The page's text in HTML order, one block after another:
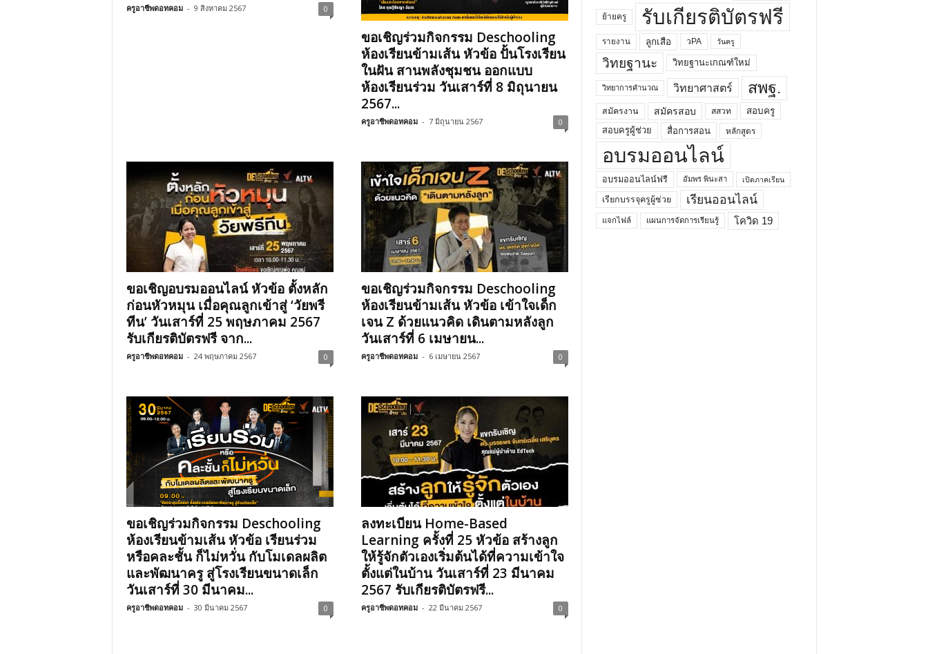
ครูอาชีพดอทคอม - 9 สิงหาคม 2567 0
ขอเชิญร่วมกิจกรรม Deschooling
ห้องเรียนข้ามเส้น หัวข้อ ปั้นโรงเรียน
ในฝัน สานพลังชุมชน ออกแบบ
ห้องเรียนร่วม วันเสาร์ที่ 8 มิถุนายน
2567...
ครูอาชีพดอทคอม - 7 มิถุนายน 2567 0
ขอเชิญอบรมออนไลน์ หัวข้อ ตั้งหลัก
ก่อนหัวหมุน เมื่อคุณลูกเข้าสู่ ‘วัยพรี
ทีน’ วันเสาร์ที่ 25 พฤษภาคม 2567
รับเกียรติบัตรฟรี จาก...
ครูอาชีพดอทคอม - 24 พฤษภาคม 2567 0
ขอเชิญร่วมกิจกรรม Deschooling
ห้องเรียนข้ามเส้น หัวข้อ เข้าใจเด็ก
เจน Z ด้วยแนวคิด เดินตามหลังลูก
วันเสาร์ที่ 6 เมษายน...
ครูอาชีพดอทคอม - 6 เมษายน 2567 0
ขอเชิญร่วมกิจกรรม Deschooling
ห้องเรียนข้ามเส้น หัวข้อ เรียนร่วม
หรือคละชั้น ก็ไม่หวั่น กับโมเดลผลิต
และพัฒนาครู สู่โรงเรียนขนาดเล็ก
วันเสาร์ที่ 30 มีนาคม...
ครูอาชีพดอทคอม - 30 มีนาคม 2567 0
ลงทะเบียน Home-Based
Learning ครั้งที่ 25 หัวข้อ สร้างลูก
ให้รู้จักตัวเองเริ่มต้นได้ที่ความเข้าใจ
ตั้งแต่ในบ้าน วันเสาร์ที่ 23 มีนาคม
2567 รับเกียรติบัตรฟรี...
ครูอาชีพดอทคอม - 22 มีนาคม 2567 0
ย้ายครู รับเกียรติบัตรฟรี
รายงาน ลูกเสือ วPA วันครู
วิทยฐานะ วิทยฐานะเกณฑ์ใหม่
วิทยาการคำนวณ วิทยาศาสตร์ สพฐ.
สมัครงาน สมัครสอบ สสวท
สอบครู
สอบครูผู้ช่วย
สื่อการสอน หลักสูตร
อบรมออนไลน์
อบรมออนไลน์ฟรี อัมพร พินะสา เปิดภาคเรียน
เรียกบรรจุครูผู้ช่วย เรียนออนไลน์
แจกไฟล์ แผนการจัดการเรียนรู้ โควิด 19